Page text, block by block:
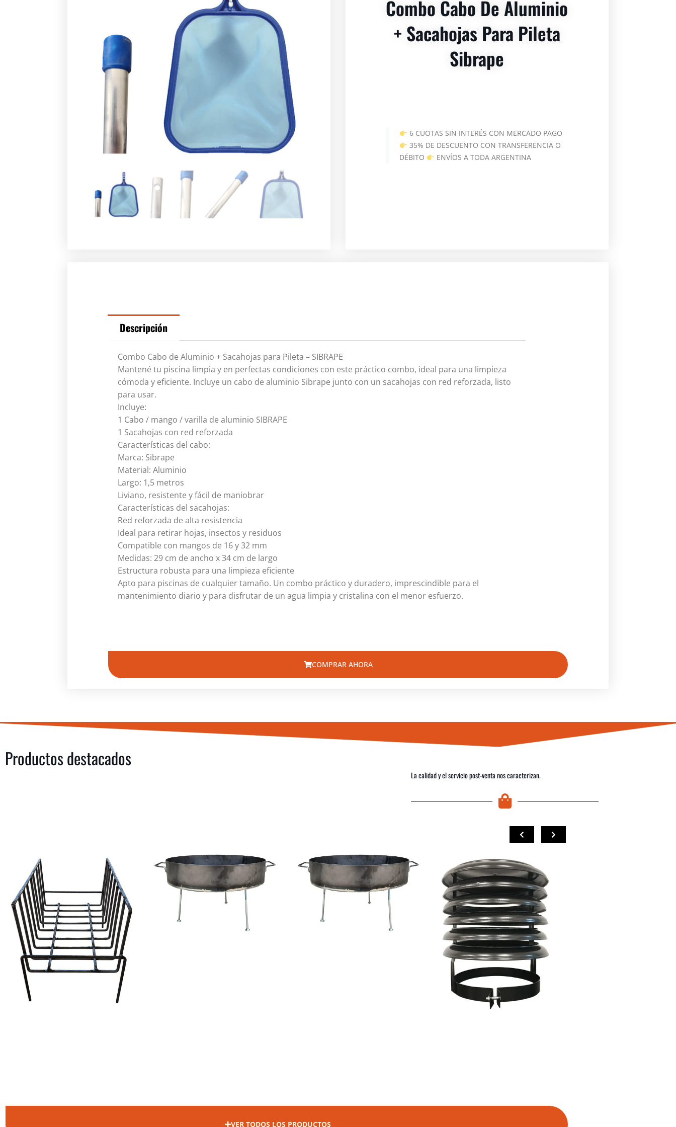
Combo Cabo De Aluminio
+ Sacahojas Para Pileta
Sibrape
6 CUOTAS SIN INTERÉS CON MERCADO PAGO
35% DE DESCUENTO CON TRANSFERENCIA O
DÉBITO
ENVÍOS A TODA ARGENTINA
Descripción
Combo Cabo de Aluminio + Sacahojas para Pileta – SIBRAPE
Mantené tu piscina limpia y en perfectas condiciones con este práctico combo, ideal para una limpieza
cómoda y eficiente. Incluye un cabo de aluminio Sibrape junto con un sacahojas con red reforzada, listo
para usar.
Incluye:
1 Cabo / mango / varilla de aluminio SIBRAPE
1 Sacahojas con red reforzada
Características del cabo:
Marca: Sibrape
Material: Aluminio
Largo: 1,5 metros
Liviano, resistente y fácil de maniobrar
Características del sacahojas:
Red reforzada de alta resistencia
Ideal para retirar hojas, insectos y residuos
Compatible con mangos de 16 y 32 mm
Medidas: 29 cm de ancho x 34 cm de largo
Estructura robusta para una limpieza eficiente
Apto para piscinas de cualquier tamaño. Un combo práctico y duradero, imprescindible para el
mantenimiento diario y para disfrutar de un agua limpia y cristalina con el menor esfuerzo.
COMPRAR AHORA
Productos destacados
La calidad y el servicio post-venta nos caracterizan.
COMPRAR
COMPRAR COMPRAR
VER TODOS LOS PRODUCTOS